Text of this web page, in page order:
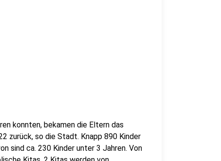
konnten, bekamen die Eltern das
zurück, so die Stadt. Knapp 890 Kinder
sind ca. 230 Kinder unter 3 Jahren. Von